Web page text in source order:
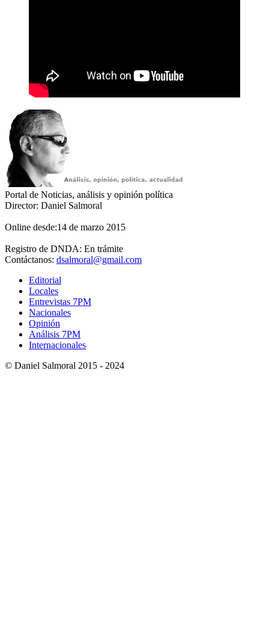
Portal de Noticias, análisis y opinión política
Director: Daniel Salmoral
Online desde:14 de marzo 2015
Registro de DNDA: En trámite
Contáctanos: dsalmoral@gmail.com
Editorial
Locales
Entrevistas 7PM
Nacionales
Opinión
Análisis 7PM
Internacionales
© Daniel Salmoral 2015 - 2024